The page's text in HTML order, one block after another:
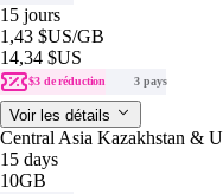
15 jours
1,43 $US/GB
14,34 $US
$3 de réduction 3 pays
Voir les détails
Central Asia Kazakhstan &
15 days
10GB